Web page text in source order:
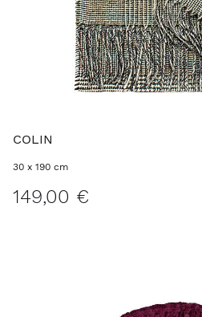
COLIN
30 x 190 cm
149,00 €